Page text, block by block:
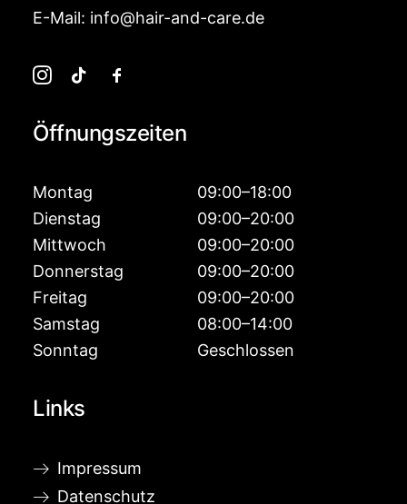
E-Mail: info@hair-and-care.de
Öffnungszeiten
Montag
09:00–18:00
Dienstag
09:00–20:00
Mittwoch
09:00–20:00
Donnerstag
09:00–20:00
Freitag
09:00–20:00
Samstag
08:00–14:00
Sonntag
Geschlossen
Links
Impressum
Datenschutz